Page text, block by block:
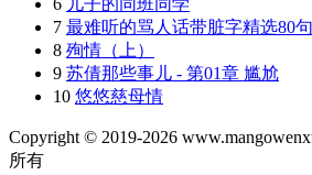
7 最难听的骂人话带脏字精选80句
8 殉情（上）
9 苏倩那些事儿 - 第01章 尴尬
10 悠悠慈母情
Copyright © 2019-2026
所有